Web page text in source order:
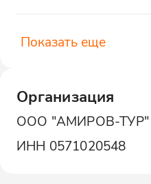
Показать еще
Организация
ООО "АМИРОВ-ТУР"
ИНН 0571020548